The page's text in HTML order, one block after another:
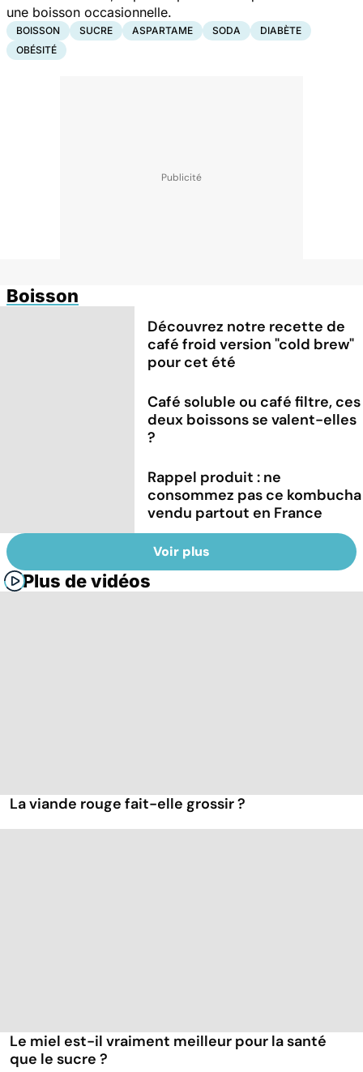
une boisson occasionnelle.
BOISSON SUCRE ASPARTAME SODA
DIABÈTE
OBÉSITÉ
Boisson
Découvrez notre recette de
café froid version "cold brew"
pour cet été
Café soluble ou café filtre, ces
deux boissons se valent-elles
?
Rappel produit : ne
consommez pas ce kombucha
vendu partout en France
Voir plus
Plus de vidéos
La viande rouge fait-elle grossir ?
Le miel est-il vraiment meilleur pour la santé
que le sucre ?